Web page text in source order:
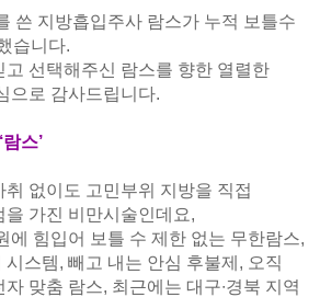
쓴 지방흡입주사 람스가 누적 보틀수
습니다.
선택해주신 람스를 향한 열렬한
으로 감사드립니다.
스’
없이도 고민부위 지방을 직접
가진 비만시술인데요,
에 힘입어 보틀 수 제한 없는 무한람스,
스템, 빼고 내는 안심 후불제, 오직
맞춤 람스, 최근에는 대구∙경북 지역